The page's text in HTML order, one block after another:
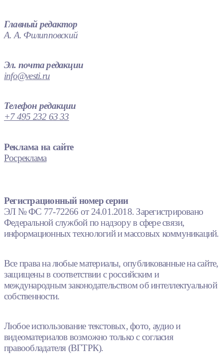
Главный редактор
А. А. Филипповский
Эл. почта редакции
info@vesti.ru
Телефон редакции
+7 495 232 63 33
Реклама на сайте
Росреклама
Регистрационный номер серии
ЭЛ № ФС 77-72266 от 24.01.2018. Зарегистрировано
Федеральной службой по надзору в сфере связи,
информационных технологий и массовых коммуникаций.
Все права на любые материалы, опубликованные на сайте,
защищены в соответствии с российским и
международным законодательством об интеллектуальной
собственности.
Любое использование текстовых, фото, аудио и
видеоматериалов возможно только с согласия
правообладателя (ВГТРК).